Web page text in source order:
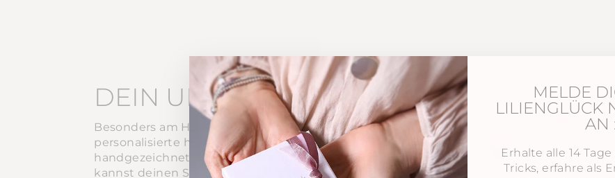
MELDE
LILIENGLÜCK
AN
Erhalte alle 14
Tricks, erfahre als
DEIN UNIKAT
Besonders am Herzen liegt mir die Möglichkeit,
personalisierte handgeschriebene &
handgezeichnete Gravuren anzubieten. Du
kannst deinen Schmuck mit Worten, die dir am